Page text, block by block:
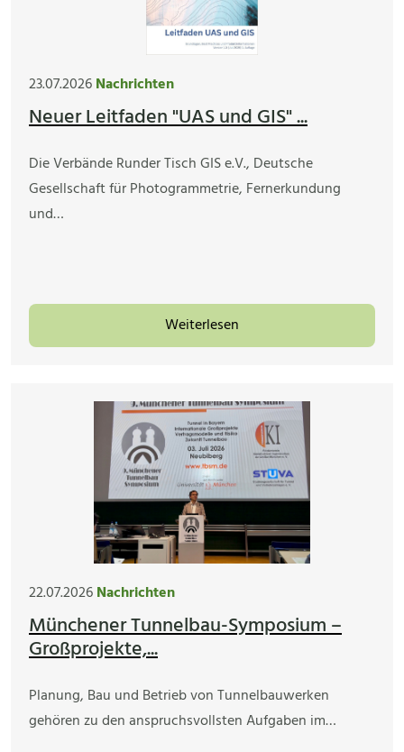
23.07.2026Nachrichten
Neuer Leitfaden "UAS und GIS" ...
Die Verbände Runder Tisch GIS e.V., Deutsche
Gesellschaft für Photogrammetrie, Fernerkundung
und…
Weiterlesen
22.07.2026Nachrichten
Münchener Tunnelbau-Symposium –
Großprojekte,...
Planung, Bau und Betrieb von Tunnelbauwerken
gehören zu den anspruchsvollsten Aufgaben im…